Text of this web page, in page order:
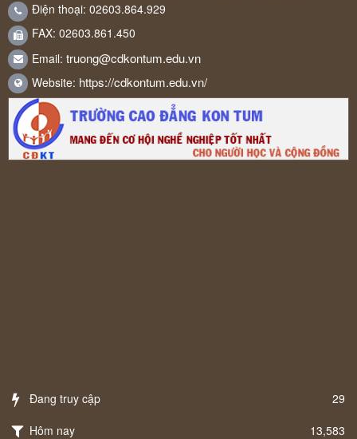
Điện thoại: 02603.864.929
FAX: 02603.861.450
Email: truong@cdkontum.edu.vn
Website: https://cdkontum.edu.vn/
Đang truy cập
29
Hôm nay
13,583